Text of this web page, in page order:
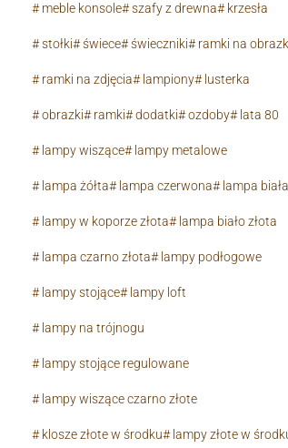
meble konsole szafy z drewna krzesła
stołki świece świeczniki ramki na
ramki na zdjęcia lampiony lusterka
obrazki ramki dodatki ozdoby lata 80
lampy wiszące lampy metalowe
lampa żółta lampa czerwona lampa biała
lampy w koporze złota lampa biało złota
lampa czarno złota lampy podłogowe
lampy stojące lampy loft
lampy na trójnogu
lampy stojące regulowane
lampy wiszące czarno złote
klosze złote w środku lampy złote w